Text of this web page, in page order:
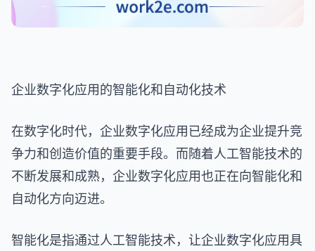
企业数字化应用的智能化和自动化技术
在数字化时代，企业数字化应用已经成为企业提升竞
争力和创造价值的重要手段。而随着人工智能技术的
不断发展和成熟，企业数字化应用也正在向智能化和
自动化方向迈进。
智能化是指通过人工智能技术，让企业数字化应用具